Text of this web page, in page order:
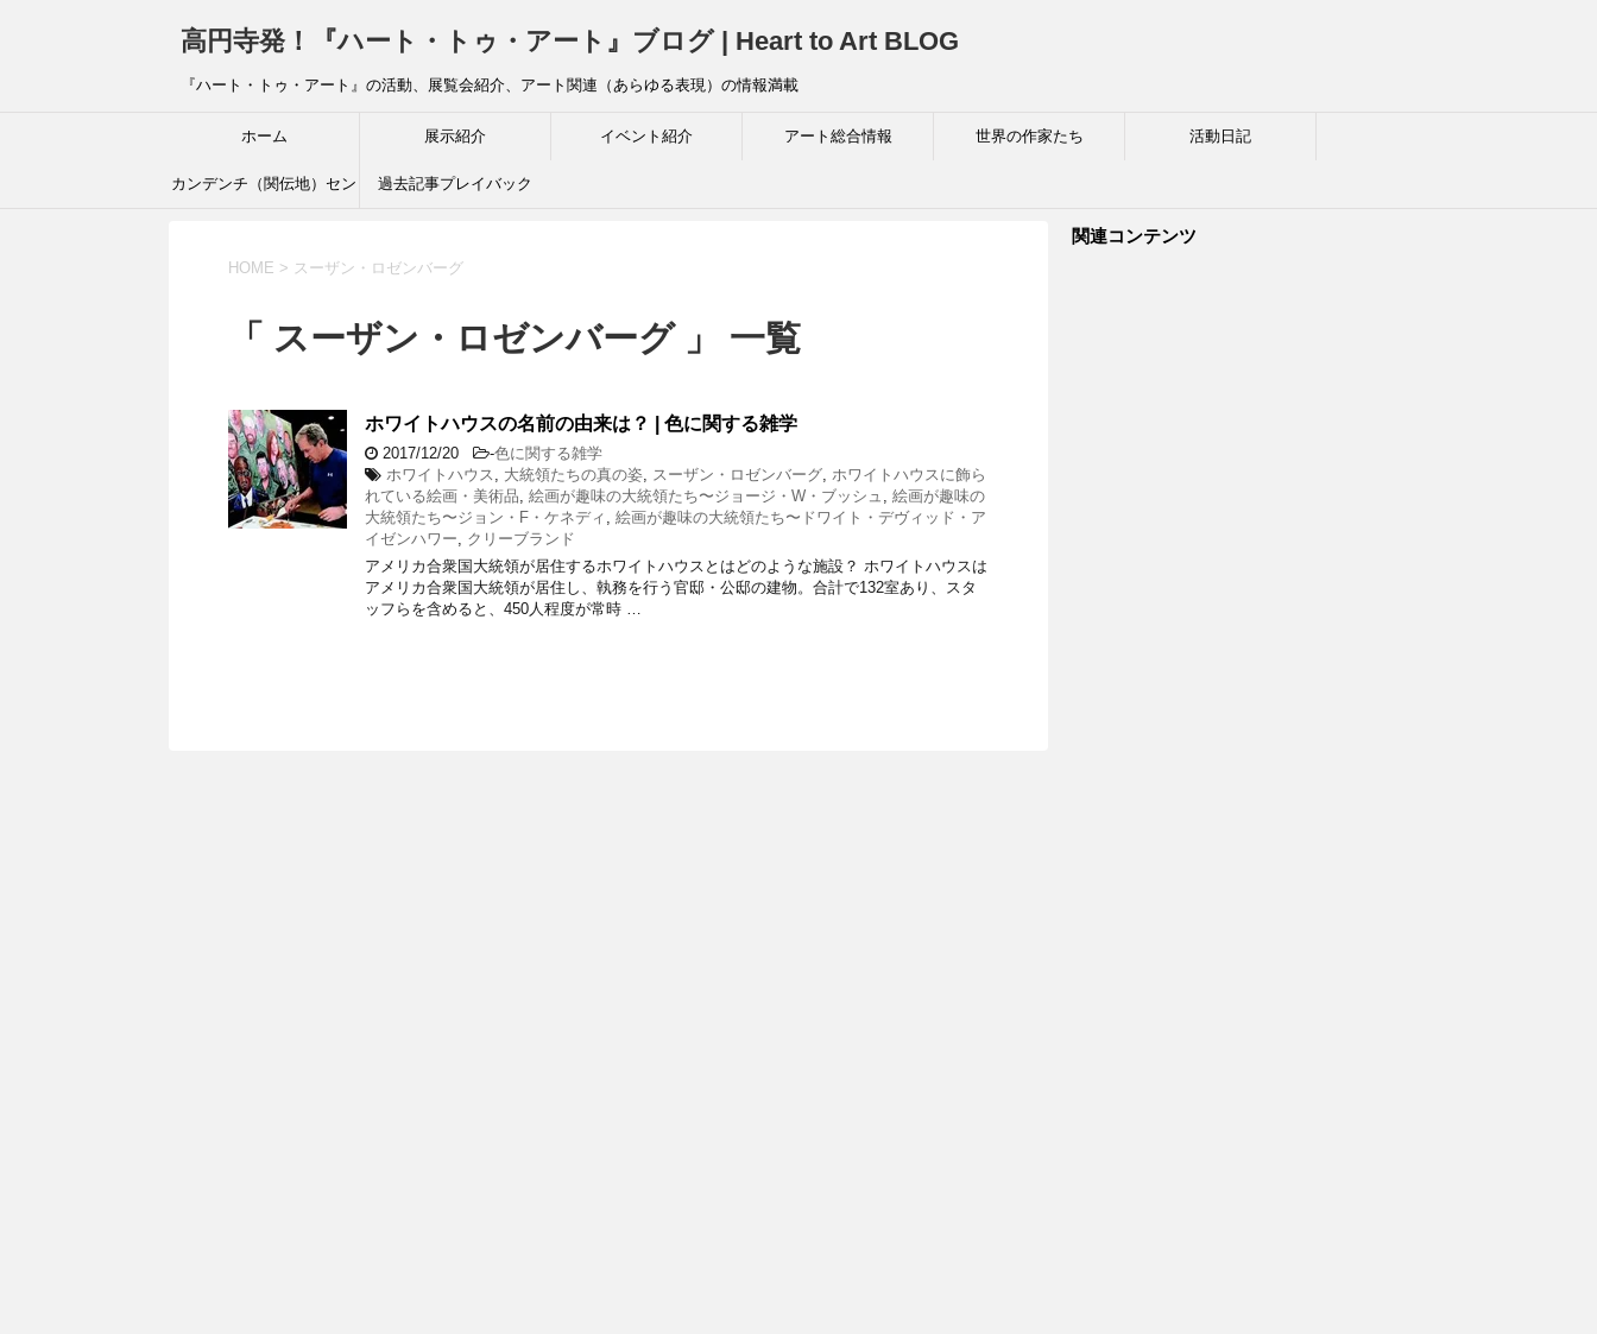
高円寺発！『ハート・トゥ・アート』ブログ | Heart to Art BLOG
『ハート・トゥ・アート』の活動、展覧会紹介、アート関連（あらゆる表現）の情報満載
ホーム 展示紹介 イベント紹介 アート総合情報 世界の作家たち 活動日記
カンデンチ（関伝地）セン 過去記事プレイバック
HOME > スーザン・ロゼンバーグ
「 スーザン・ロゼンバーグ 」 一覧
ホワイトハウスの名前の由来は？ | 色に関する雑学
2017/12/20 -色に関する雑学
ホワイトハウス , 大統領たちの真の姿, スーザン・ロゼンバーグ, ホワイトハウスに飾ら
れている絵画・美術品, 絵画が趣味の大統領たち〜ジョージ・W・ブッシュ , 絵画が趣味の
大統領たち〜ジョン・F・ケネディ , 絵画が趣味の大統領たち〜ドワイト・デヴィッド・ア
イゼンハワー, クリーブランド
アメリカ合衆国大統領が居住するホワイトハウスとはどのような施設？ ホワイトハウスは
アメリカ合衆国大統領が居住し、執務を行う官邸・公邸の建物。合計で132室あり、スタ
ッフらを含めると、450人程度が常時 …
関連コンテンツ